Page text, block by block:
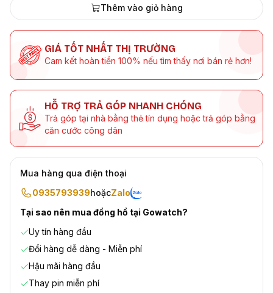
Thêm vào giỏ hàng
GIÁ TỐT NHẤT THỊ TRƯỜNG
Cam kết hoàn tiền 100% nếu tìm thấy nơi bán rẻ hơn!
HỖ TRỢ TRẢ GÓP NHANH CHÓNG
Trả góp tại nhà bằng thẻ tín dụng hoặc trả góp bằng
căn cước công dân
Mua hàng qua điện thoại
0935793939hoặcZalo
Tại sao nên mua đồng hồ tại Gowatch?
Uy tín hàng đầu
Đổi hàng dễ dàng - Miễn phí
Hậu mãi hàng đầu
Thay pin miễn phí